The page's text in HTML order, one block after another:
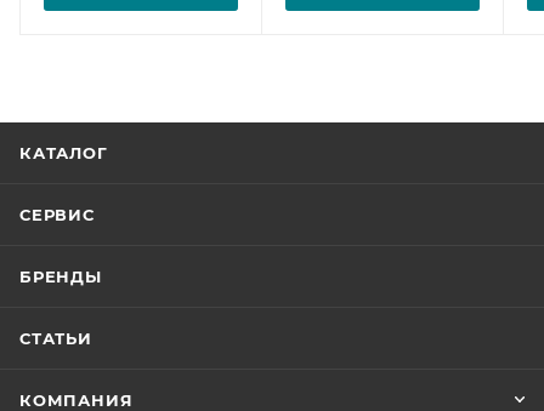
КАТАЛОГ
СЕРВИС
БРЕНДЫ
СТАТЬИ
КОМПАНИЯ